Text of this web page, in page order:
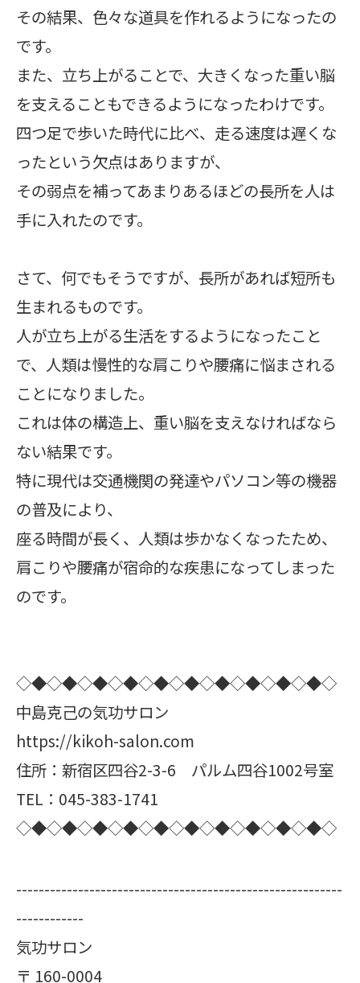
その結果、色々な道具を作れるようになったの
です。
また、立ち上がることで、大きくなった重い脳
を支えることもできるようになったわけです。
四つ足で歩いた時代に比べ、走る速度は遅くな
ったという欠点はありますが、
その弱点を補ってあまりあるほどの長所を人は
手に入れたのです。
さて、何でもそうですが、長所があれば短所も
生まれるものです。
人が立ち上がる生活をするようになったこと
で、人類は慢性的な肩こりや腰痛に悩まされる
ことになりました。
これは体の構造上、重い脳を支えなければなら
ない結果です。
特に現代は交通機関の発達やパソコン等の機器
の普及により、
座る時間が長く、人類は歩かなくなったため、
肩こりや腰痛が宿命的な疾患になってしまった
のです。
◇◆◇◆◇◆◇◆◇◆◇◆◇◆◇◆◇◆◇◆◇
中島克己の気功サロン
https://kikoh-salon.com
住所：新宿区四谷2-3-6 パルム四谷1002号室
TEL：045-383-1741
◇◆◇◆◇◆◇◆◇◆◇◆◇◆◇◆◇◆◇◆◇
----------------------------------------------------------
------------
気功サロン
〒 160-0004